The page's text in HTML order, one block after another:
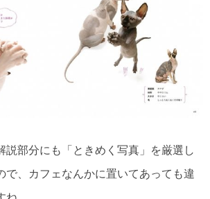
説部分にも「ときめく写真」を厳選し
で、カフェなんかに置いてあっても違